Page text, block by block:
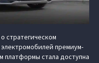
стратегическом
премиум-
платформы стала доступна